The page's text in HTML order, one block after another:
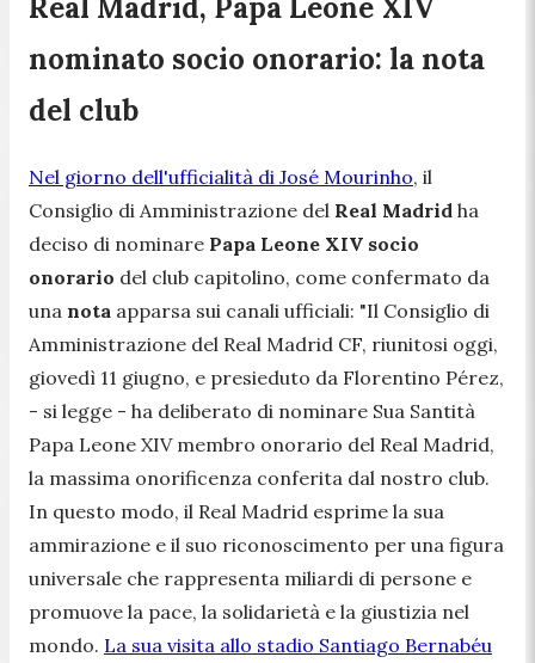
Real Madrid, Papa Leone XIV
nominato socio onorario: la nota
del club
Nel giorno dell'ufficialità di José Mourinho, il
Consiglio di Amministrazione del Real Madrid ha
deciso di nominare Papa Leone XIV socio
onorario del club capitolino, come confermato da
una nota apparsa sui canali ufficiali: "Il Consiglio di
Amministrazione del Real Madrid CF, riunitosi oggi,
giovedì 11 giugno, e presieduto da Florentino Pérez,
- si legge - ha deliberato di nominare Sua Santità
Papa Leone XIV membro onorario del Real Madrid,
la massima onorificenza conferita dal nostro club.
In questo modo, il Real Madrid esprime la sua
ammirazione e il suo riconoscimento per una figura
universale che rappresenta miliardi di persone e
promuove la pace, la solidarietà e la giustizia nel
mondo. La sua visita allo stadio Santiago Bernabéu